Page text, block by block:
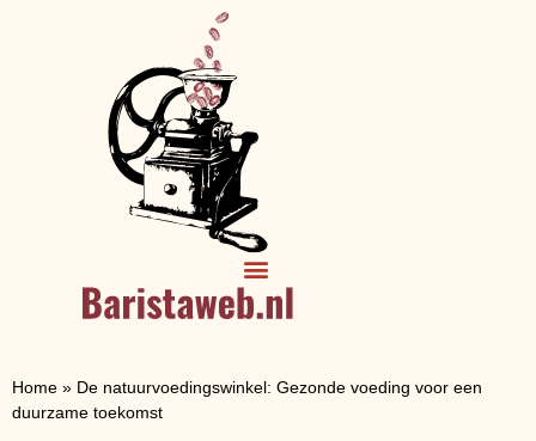
Home » De natuurvoedingswinkel: Gezonde voeding voor een
duurzame toekomst